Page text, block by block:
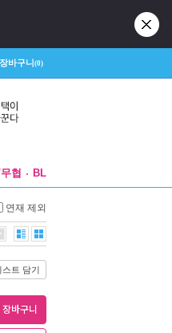
장바구니(0)
협 BL
연재 제외
스트 담기
장바구니